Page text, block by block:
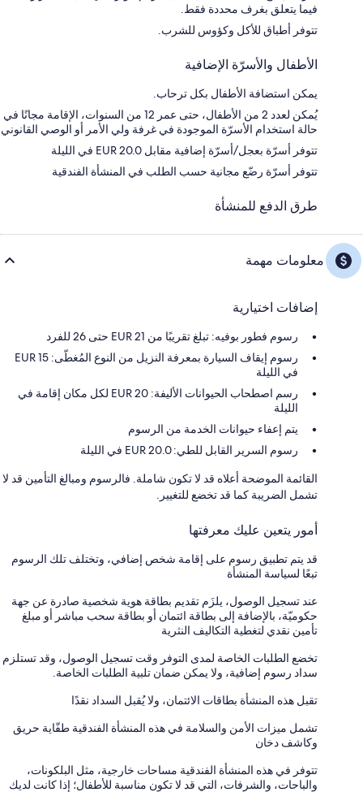
فيما يتعلق بغرف محددة فقط.
تتوفر أطباق للأكل وكؤوس للشرب.
الأطفال والأسرّة الإضافية
يمكن استضافة الأطفال بكل ترحاب.
يُمكن لعدد 2 من الأطفال، حتى عمر 12 من السنوات، الإقامة مجانًا في
حالة استخدام الأسرّة الموجودة في غرفة ولي الأمر أو الوصي القانوني
تتوفر أسرّة بعجل/أسرّة إضافية مقابل EUR 20.0 في الليلة
تتوفر أسرّة رضّع مجانية حسب الطلب في المنشأة الفندقية
طرق الدفع للمنشأة
معلومات مهمة
إضافات اختيارية
رسوم فطور بوفيه: تبلغ تقريبًا من EUR 21 حتى 26 للفرد
رسوم إيقاف السيارة بمعرفة النزيل من النوع المُغطّى: 15 EUR
في الليلة
رسم اصطحاب الحيوانات الأليفة: 20 EUR لكل مكان إقامة في
الليلة
يتم إعفاء حيوانات الخدمة من الرسوم
رسوم السرير القابل للطي: 20.0 EUR في الليلة
القائمة الموضحة أعلاه قد لا تكون شاملة. فالرسوم ومبالغ التأمين قد لا
تشمل الضريبة كما قد تخضع للتغيير.
أمور يتعين عليك معرفتها
قد يتم تطبيق رسوم على إقامة شخص إضافي، وتختلف تلك الرسوم
تبعًا لسياسة المنشأة
عند تسجيل الوصول، يلزَم تقديم بطاقة هوية شخصية صادرة عن جهة
حكوميّة، بالإضافة إلى بطاقة ائتمان أو بطاقة سحب مباشر أو مبلغ
تأمين نقدي لتغطية التكاليف النثرية
تخضع الطلبات الخاصة لمدى التوفر وقت تسجيل الوصول، وقد تستلزم
سداد رسوم إضافية، ولا يمكن ضمان تلبية الطلبات الخاصة.
تقبل هذه المنشأة بطاقات الائتمان، ولا يُقبل السداد نقدًا
تشمل ميزات الأمن والسلامة في هذه المنشأة الفندقية طفّاية حريق
وكاشف دخان
تتوفر في هذه المنشأة الفندقية مساحات خارجية، مثل البلكونات،
والباحات، والشرفات، التي قد لا تكون مناسبة للأطفال؛ إذا كانت لديك